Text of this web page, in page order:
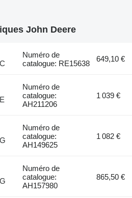
John Deere
Numéro de
catalogue: RE15638
649,10 €
Numéro de
catalogue:
AH211206
1 039 €
Numéro de
catalogue:
AH149625
1 082 €
Numéro de
catalogue:
AH157980
865,50 €